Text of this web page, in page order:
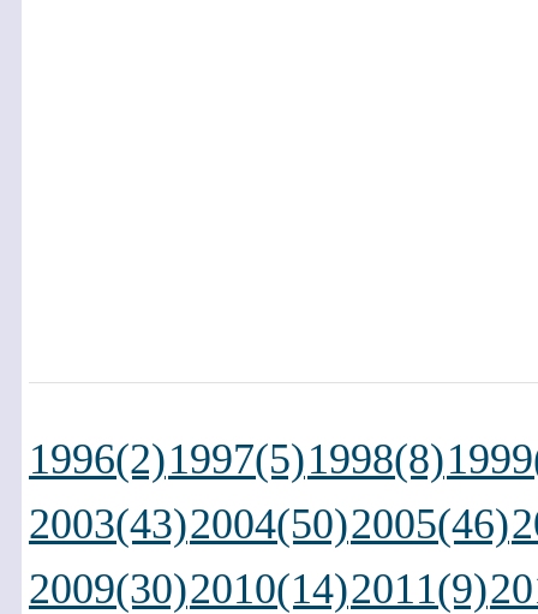
1996(2)1997(5)1998(8)
2003(43)2004(50)2005(46)
2009(30)2010(14)2011(9)